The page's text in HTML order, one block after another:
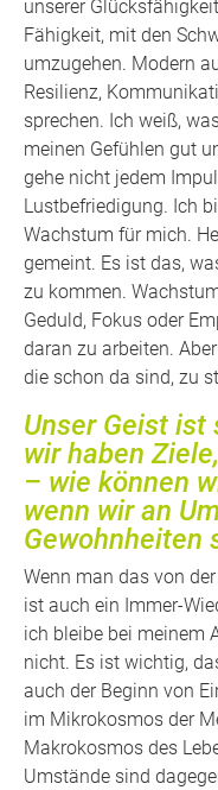
unserer
Fähigkeit, mit den
umzugehen. Modern
Resilienz,
sprechen. Ich weiß,
meinen Gefühlen gut
gehe nicht jedem
Lustbefriedigung. Ich
Wachstum für mich.
gemeint. Es ist das,
zu kommen.
Geduld, Fokus oder
daran zu arbeiten.
die schon da sind, zu
Unser Geist ist
wir haben
– wie können
wenn wir an
Gewohnheiten
Wenn man das von
ist auch ein Immer-
ich bleibe bei meinem
nicht. Es ist wichtig,
auch der Beginn von
im Mikrokosmos der
Makrokosmos des
Umstände sind